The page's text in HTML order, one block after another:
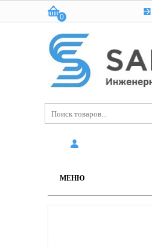
Корзина:
0
(пусто)
МЕНЮ